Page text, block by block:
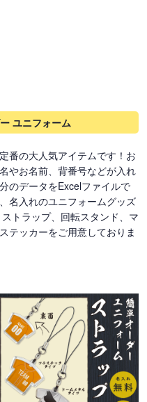
ユニフォーム
番の大人気アイテムです！お
やお名前、背番号などが入れ
のデータをExcelファイルで
名入れのユニフォームグッズ
トラップ、回転スタンド、マ
テッカーをご用意しておりま